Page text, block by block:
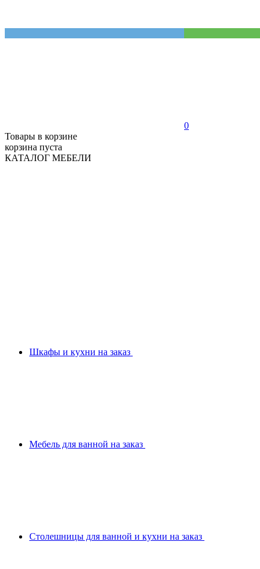
0
Товары в корзине
корзина пуста
КАТАЛОГ МЕБЕЛИ
Шкафы и кухни на заказ
Мебель для ванной на заказ
Столешницы для ванной и кухни на заказ